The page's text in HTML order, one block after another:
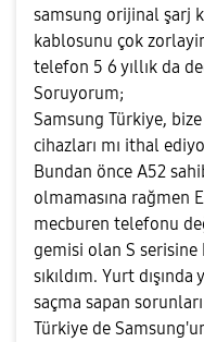
samsung orijinal şarj
kablosunu çok
telefon 5 6 yıllık da
Soruyorum;
Samsung Türkiye,
cihazları mı ithal
Bundan önce A52
olmamasına rağmen
mecburen telefonu
gemisi olan S
sıkıldım. Yurt
saçma sapan
Türkiye de